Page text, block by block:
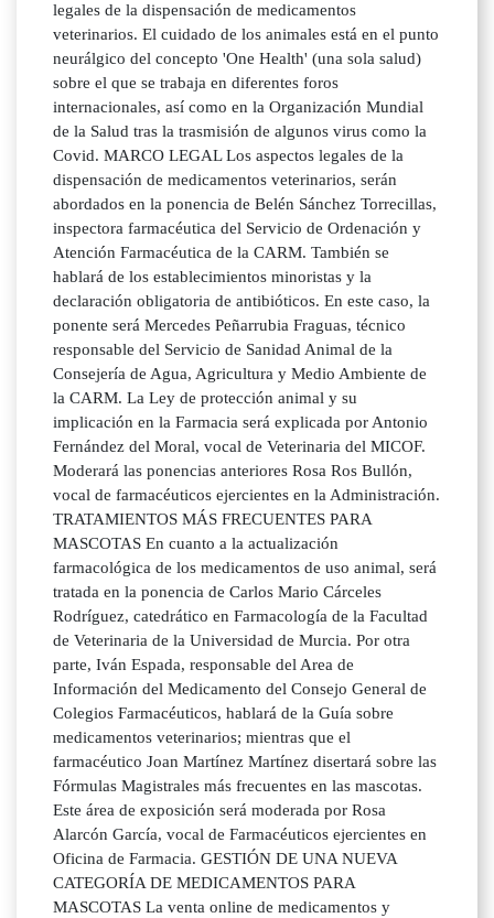
legales de la dispensación de medicamentos
veterinarios. El cuidado de los animales está en el punto
neurálgico del concepto 'One Health' (una sola salud)
sobre el que se trabaja en diferentes foros
internacionales, así como en la Organización Mundial
de la Salud tras la trasmisión de algunos virus como la
Covid. MARCO LEGAL Los aspectos legales de la
dispensación de medicamentos veterinarios, serán
abordados en la ponencia de Belén Sánchez Torrecillas,
inspectora farmacéutica del Servicio de Ordenación y
Atención Farmacéutica de la CARM. También se
hablará de los establecimientos minoristas y la
declaración obligatoria de antibióticos. En este caso, la
ponente será Mercedes Peñarrubia Fraguas, técnico
responsable del Servicio de Sanidad Animal de la
Consejería de Agua, Agricultura y Medio Ambiente de
la CARM. La Ley de protección animal y su
implicación en la Farmacia será explicada por Antonio
Fernández del Moral, vocal de Veterinaria del MICOF.
Moderará las ponencias anteriores Rosa Ros Bullón,
vocal de farmacéuticos ejercientes en la Administración.
TRATAMIENTOS MÁS FRECUENTES PARA
MASCOTAS En cuanto a la actualización
farmacológica de los medicamentos de uso animal, será
tratada en la ponencia de Carlos Mario Cárceles
Rodríguez, catedrático en Farmacología de la Facultad
de Veterinaria de la Universidad de Murcia. Por otra
parte, Iván Espada, responsable del Area de
Información del Medicamento del Consejo General de
Colegios Farmacéuticos, hablará de la Guía sobre
medicamentos veterinarios; mientras que el
farmacéutico Joan Martínez Martínez disertará sobre las
Fórmulas Magistrales más frecuentes en las mascotas.
Este área de exposición será moderada por Rosa
Alarcón García, vocal de Farmacéuticos ejercientes en
Oficina de Farmacia. GESTIÓN DE UNA NUEVA
CATEGORÍA DE MEDICAMENTOS PARA
MASCOTAS La venta online de medicamentos y